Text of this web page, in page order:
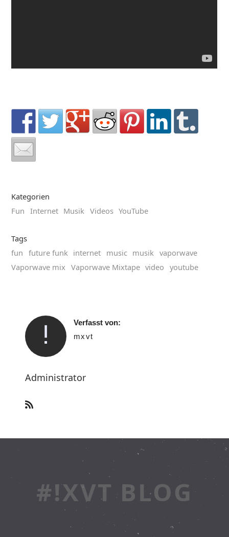
Kategorien
Fun Internet Musik Videos YouTube
Tags
fun future funk internet music musik vaporwave
Vaporwave mix Vaporwave Mixtape video youtube
Verfasst von:
mxvt
Administrator
#!XVT BLOG